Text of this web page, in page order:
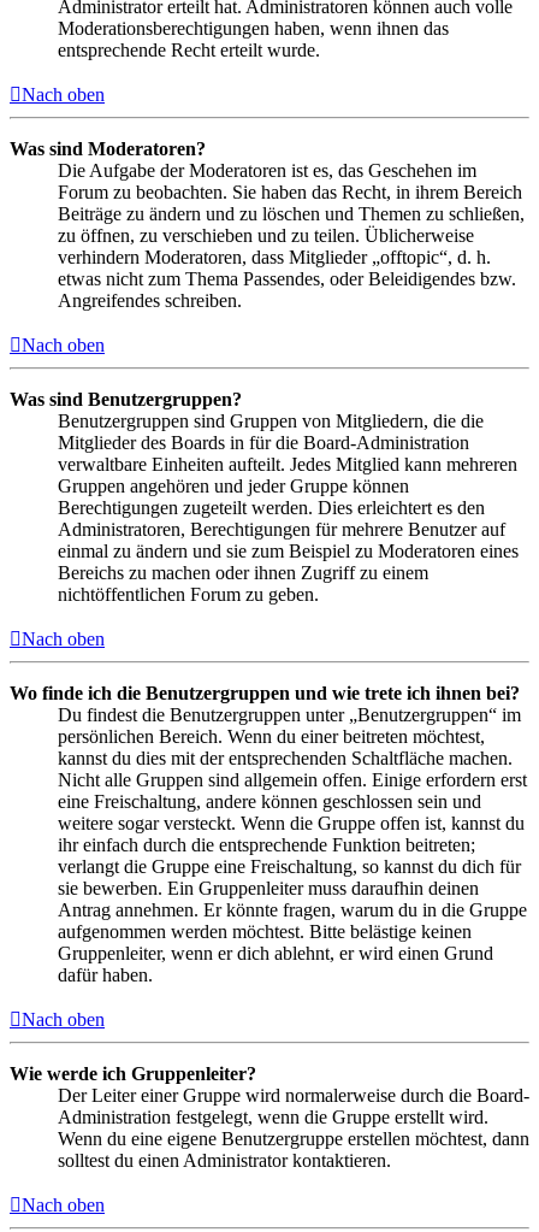
Administrator erteilt hat. Administratoren können auch volle
Moderationsberechtigungen haben, wenn ihnen das
entsprechende Recht erteilt wurde.
Nach oben
Was sind Moderatoren?
Die Aufgabe der Moderatoren ist es, das Geschehen im
Forum zu beobachten. Sie haben das Recht, in ihrem Bereich
Beiträge zu ändern und zu löschen und Themen zu schließen,
zu öffnen, zu verschieben und zu teilen. Üblicherweise
verhindern Moderatoren, dass Mitglieder „offtopic“, d. h.
etwas nicht zum Thema Passendes, oder Beleidigendes bzw.
Angreifendes schreiben.
Nach oben
Was sind Benutzergruppen?
Benutzergruppen sind Gruppen von Mitgliedern, die die
Mitglieder des Boards in für die Board-Administration
verwaltbare Einheiten aufteilt. Jedes Mitglied kann mehreren
Gruppen angehören und jeder Gruppe können
Berechtigungen zugeteilt werden. Dies erleichtert es den
Administratoren, Berechtigungen für mehrere Benutzer auf
einmal zu ändern und sie zum Beispiel zu Moderatoren eines
Bereichs zu machen oder ihnen Zugriff zu einem
nichtöffentlichen Forum zu geben.
Nach oben
Wo finde ich die Benutzergruppen und wie trete ich ihnen bei?
Du findest die Benutzergruppen unter „Benutzergruppen“ im
persönlichen Bereich. Wenn du einer beitreten möchtest,
kannst du dies mit der entsprechenden Schaltfläche machen.
Nicht alle Gruppen sind allgemein offen. Einige erfordern erst
eine Freischaltung, andere können geschlossen sein und
weitere sogar versteckt. Wenn die Gruppe offen ist, kannst du
ihr einfach durch die entsprechende Funktion beitreten;
verlangt die Gruppe eine Freischaltung, so kannst du dich für
sie bewerben. Ein Gruppenleiter muss daraufhin deinen
Antrag annehmen. Er könnte fragen, warum du in die Gruppe
aufgenommen werden möchtest. Bitte belästige keinen
Gruppenleiter, wenn er dich ablehnt, er wird einen Grund
dafür haben.
Nach oben
Wie werde ich Gruppenleiter?
Der Leiter einer Gruppe wird normalerweise durch die Board-
Administration festgelegt, wenn die Gruppe erstellt wird.
Wenn du eine eigene Benutzergruppe erstellen möchtest, dann
solltest du einen Administrator kontaktieren.
Nach oben